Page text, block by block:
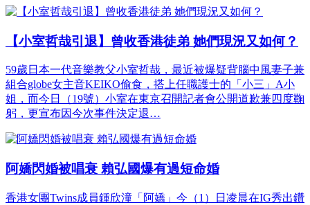
【小室哲哉引退】曾收香港徒弟 她們現況又如何？
59歲日本一代音樂教父小室哲哉，最近被爆疑背腦中風妻子兼
組合globe女主音KEIKO偷食，搭上任職護士的「小三」A小
姐，而今日（19號）小室在東京召開記者會公開道歉兼四度鞠
躬，更宣布因今次事件決定退…
阿嬌閃婚被唱衰 賴弘國爆有過短命婚
香港女團Twins成員鍾欣潼「阿嬌」今（1）日凌晨在IG秀出鑽